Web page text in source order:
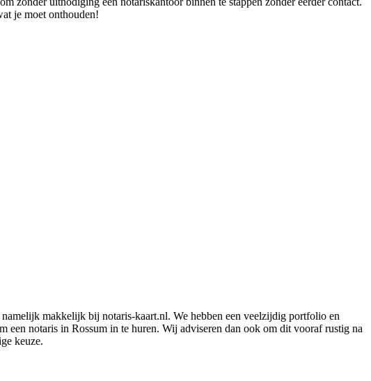
je moet onthouden!
makkelijk bij notaris-kaart.nl. We hebben een veelzijdig portfolio en
notaris in Rossum in te huren. Wij adviseren dan ook om dit vooraf rustig na
keuze.